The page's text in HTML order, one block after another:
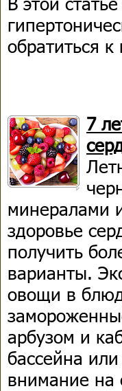
обратиться к
7
минералами
здоровье
получить
варианты.
овощи в
арбузом и
бассейна
внимание